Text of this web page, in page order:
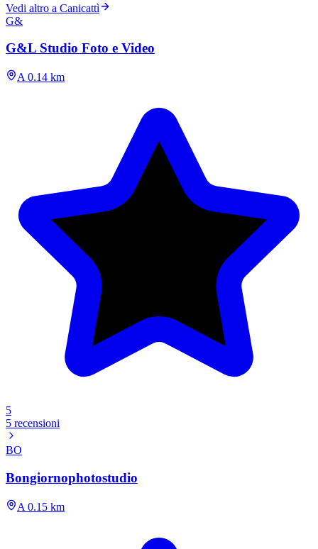
Vedi altro a Canicattì
G&
G&L Studio Foto e Video
A 0.14 km
5
5 recensioni
BO
Bongiornophotostudio
A 0.15 km